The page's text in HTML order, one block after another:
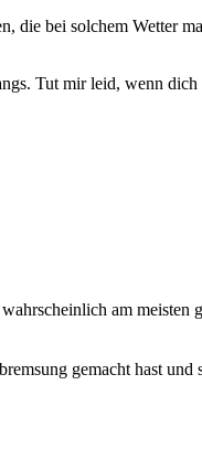
die bei solchem Wetter
Tut mir leid, wenn
am meisten
gemacht hast und